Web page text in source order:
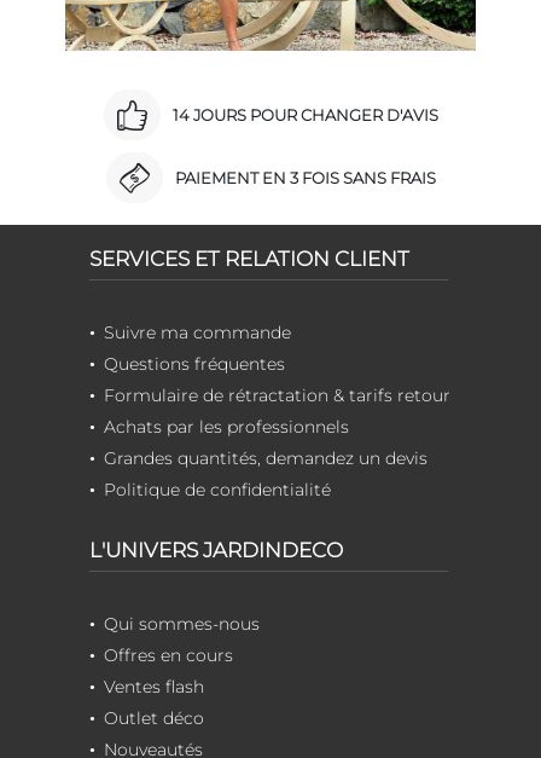
14 JOURS POUR CHANGER D'AVIS
PAIEMENT EN 3 FOIS SANS FRAIS
SERVICES ET RELATION CLIENT
Suivre ma commande
Questions fréquentes
Formulaire de rétractation & tarifs retour
Achats par les professionnels
Grandes quantités, demandez un devis
Politique de confidentialité
L'UNIVERS JARDINDECO
Qui sommes-nous
Offres en cours
Ventes flash
Outlet déco
Nouveautés